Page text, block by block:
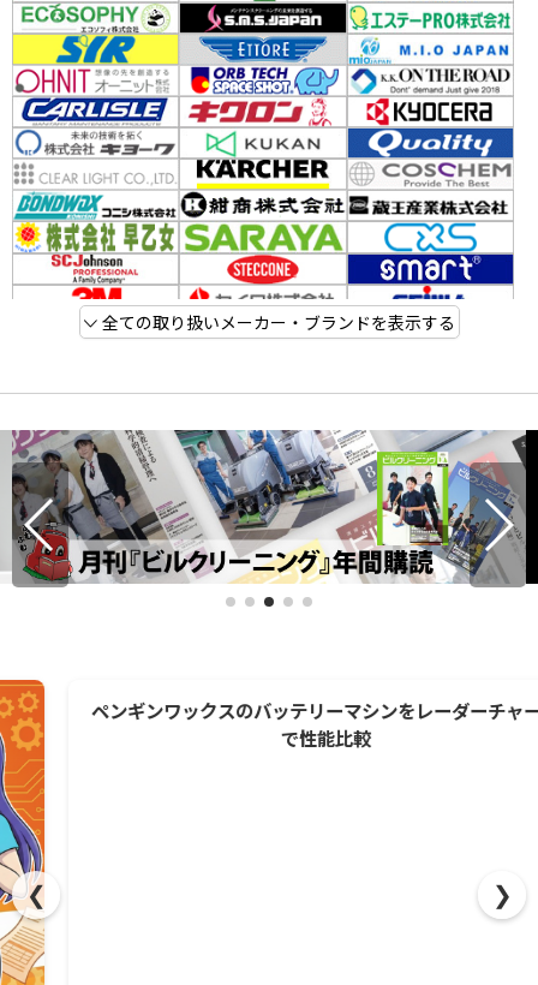
全ての取り扱いメーカー・ブランドを表示する
ペンギンワックスのバッテリーマシンをレーダーチャート
で性能比較
❮ ❯